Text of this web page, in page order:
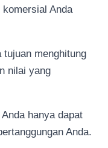
Anda
tujuan menghitung
nilai yang
Anda hanya dapat
Anda.